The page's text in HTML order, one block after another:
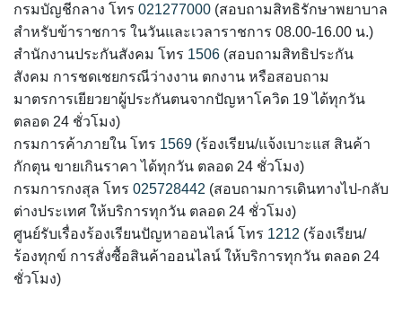
กรมบัญชีกลาง โทร 021277000 (สอบถามสิทธิรักษาพยาบาล
สำหรับข้าราชการ ในวันและเวลาราชการ 08.00-16.00 น.)
สำนักงานประกันสังคม โทร 1506 (สอบถามสิทธิประกัน
สังคม การชดเชยกรณีว่างงาน ตกงาน หรือสอบถาม
มาตรการเยียวยาผู้ประกันตนจากปัญหาโควิด 19 ได้ทุกวัน
ตลอด 24 ชั่วโมง)
กรมการค้าภายใน โทร 1569 (ร้องเรียน/แจ้งเบาะแส สินค้า
กักตุน ขายเกินราคา ได้ทุกวัน ตลอด 24 ชั่วโมง)
กรมการกงสุล โทร 025728442 (สอบถามการเดินทางไป-กลับ
ต่างประเทศ ให้บริการทุกวัน ตลอด 24 ชั่วโมง)
ศูนย์รับเรื่องร้องเรียนปัญหาออนไลน์ โทร 1212 (ร้องเรียน/
ร้องทุกข์ การสั่งซื้อสินค้าออนไลน์ ให้บริการทุกวัน ตลอด 24
ชั่วโมง)